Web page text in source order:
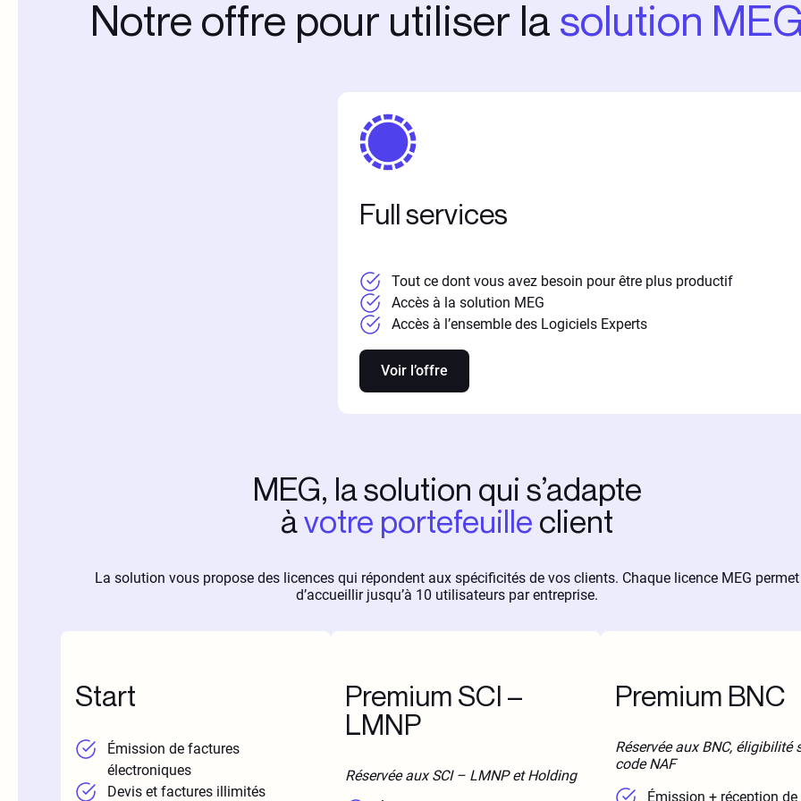
Notre offre pour utiliser la solution
Full services
Tout ce dont vous avez besoin pour être plus productif
Accès à la solution MEG
Accès à l’ensemble des Logiciels Experts
Voir l’offre
MEG, la solution qui s’adapte
àvotre portefeuille client
La solution vous propose des licences qui répondent aux spécificités de vos clients. Chaque licence MEG permet
d’accueillir jusqu’à 10 utilisateurs par entreprise.
Start
Émission de factures
électroniques
Devis et factures illimités
Premium SCI –
LMNP
Réservée aux SCI – LMNP et Holding
Premium BNC
Réservée aux BNC, éligibilité
code NAF
Émission + réception